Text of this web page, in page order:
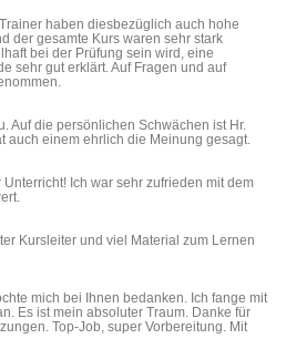
haben diesbezüglich auch hohe
der gesamte Kurs waren sehr stark
bei der Prüfung sein wird, eine
sehr gut erklärt. Auf Fragen und auf
Auf die persönlichen Schwächen ist Hr.
auch einem ehrlich die Meinung gesagt.
Ich war sehr zufrieden mit dem
Kursleiter und viel Material zum Lernen
mich bei Ihnen bedanken. Ich fange mit
Es ist mein absoluter Traum. Danke für
Top-Job, super Vorbereitung. Mit